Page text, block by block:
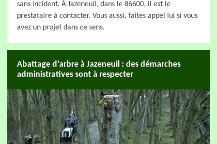
sans incident. À Jazeneuil, dans le 86600, il est le
prestataire à contacter. Vous aussi, faites appel lui si vous
avez un projet dans ce sens.
Abattage d’arbre à Jazeneuil : des démarches
administratives sont à respecter